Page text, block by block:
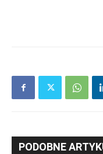
PODOBNE